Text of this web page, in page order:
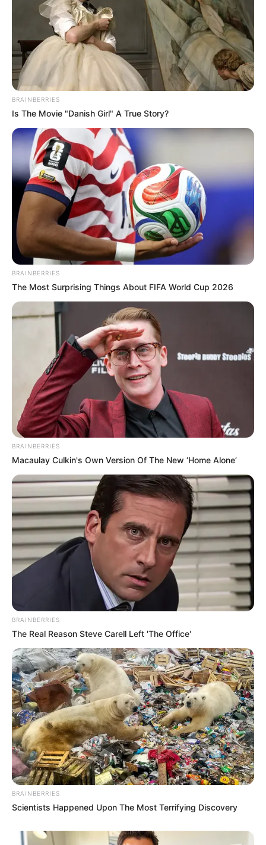
BRAINBERRIES
Is The Movie "Danish Girl" A True Story?
BRAINBERRIES
The Most Surprising Things About FIFA World Cup 2026
BRAINBERRIES
Macaulay Culkin's Own Version Of The New ‘Home Alone’
BRAINBERRIES
The Real Reason Steve Carell Left 'The Office'
BRAINBERRIES
Scientists Happened Upon The Most Terrifying Discovery